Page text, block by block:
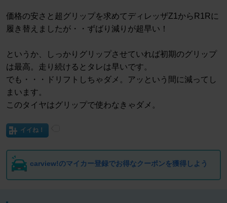
価格の安さと超グリップを求めてディレッザZ1からR1Rに
履き替えましたが・・ずばり減りが超早い！
というか、しっかりグリップさせていれば初期のグリップ
は最高。走り続けるとタレは早いです。
でも・・・ドリフトしちゃダメ。アッという間に減ってし
まいます。
このタイヤはグリップで使わなきゃダメ。
イイね！
carview!のマイカー登録でお得なクーポンを獲得しよう